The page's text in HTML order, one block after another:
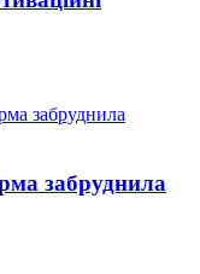
забруднила